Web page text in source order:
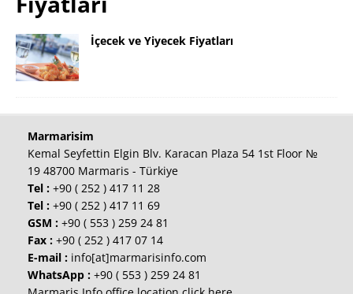
İçecek ve Yiyecek Fiyatları
Marmarisim
Kemal Seyfettin Elgin Blv. Karacan Plaza 54 1st Floor №
19 48700 Marmaris - Türkiye
Tel : +90 ( 252 ) 417 11 28
Tel : +90 ( 252 ) 417 11 69
GSM : +90 ( 553 ) 259 24 81
Fax : +90 ( 252 ) 417 07 14
E-mail : info[at]marmarisinfo.com
WhatsApp : +90 ( 553 ) 259 24 81